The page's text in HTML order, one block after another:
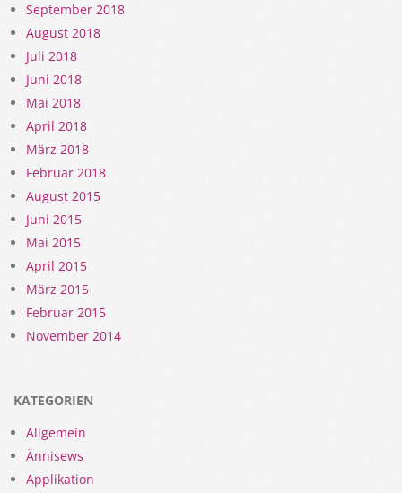
September 2018
August 2018
Juli 2018
Juni 2018
Mai 2018
April 2018
März 2018
Februar 2018
August 2015
Juni 2015
Mai 2015
April 2015
März 2015
Februar 2015
November 2014
KATEGORIEN
Allgemein
Ännisews
Applikation